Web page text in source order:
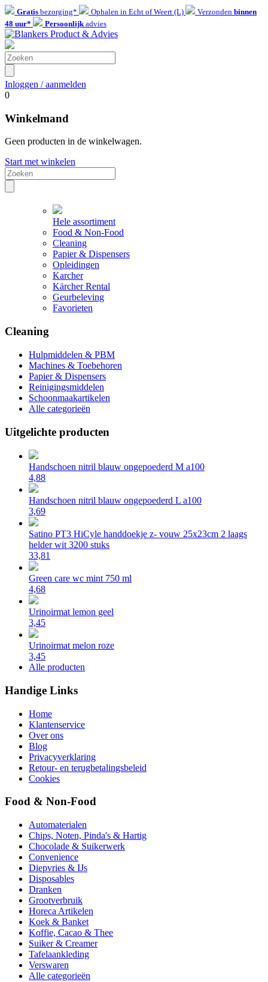
Gratis bezorging* Ophalen in Echt of Weert (L) Verzonden binnen
48 uur*
Persoonlijkadvies
Inloggen / aanmelden
0
Winkelmand
Geen producten in de winkelwagen.
Start met winkelen
Hele assortiment
Food & Non-Food
Cleaning
Papier & Dispensers
Opleidingen
Karcher
Kärcher Rental
Geurbeleving
Favorieten
Cleaning
Hulpmiddelen & PBM
Machines & Toebehoren
Papier & Dispensers
Reinigingsmiddelen
Schoonmaakartikelen
Alle categorieën
Uitgelichte producten
Handschoen nitril blauw ongepoederd M a100
4,88
Handschoen nitril blauw ongepoederd L a100
3,69
Satino PT3 HiCyle handdoekje z- vouw 25x23cm 2 laags
helder wit 3200 stuks
33,81
Green care wc mint 750 ml
4,68
Urinoirmat lemon geel
3,45
Urinoirmat melon roze
3,45
Alle producten
Handige Links
Home
Klantenservice
Over ons
Blog
Privacyverklaring
Retour- en terugbetalingsbeleid
Cookies
Food & Non-Food
Automaterialen
Chips, Noten, Pinda's & Hartig
Chocolade & Suikerwerk
Convenience
Diepvries & IJs
Disposables
Dranken
Grootverbruik
Horeca Artikelen
Koek & Banket
Koffie, Cacao & Thee
Suiker & Creamer
Tafelaankleding
Verswaren
Alle categorieën